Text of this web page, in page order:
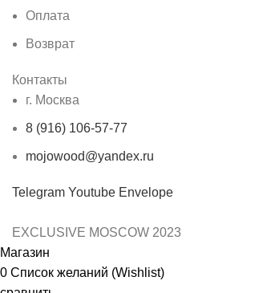
Оплата
Возврат
Контакты
г. Москва
8 (916) 106-57-77
mojowood@yandex.ru
Telegram Youtube Envelope
EXCLUSIVE MOSCOW 2023
Магазин
0 Список желаний (Wishlist)